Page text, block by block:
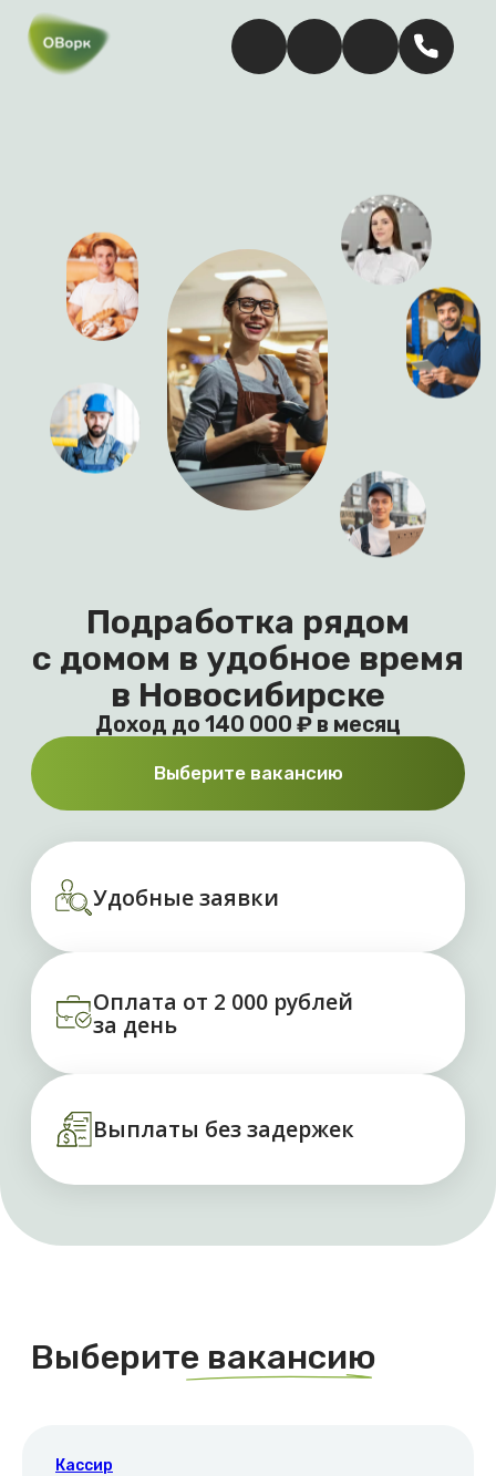
Подработка рядом
с домом в удобное время
в Новосибирске
Удобные заявки
Оплата от 2 000 рублей
за день
Выплаты без задержек
Выберите вакансию
Кассир